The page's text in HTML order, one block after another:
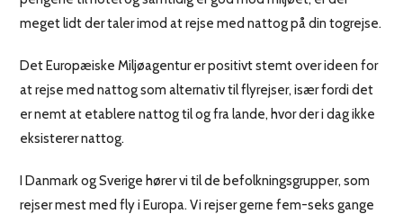
meget lidt der taler imod at rejse med nattog på din togrejse.
Det Europæiske Miljøagentur er positivt stemt over ideen for
at rejse med nattog som alternativ til flyrejser, især fordi det
er nemt at etablere nattog til og fra lande, hvor der i dag ikke
eksisterer nattog.
I Danmark og Sverige hører vi til de befolkningsgrupper, som
rejser mest med fly i Europa. Vi rejser gerne fem-seks gange